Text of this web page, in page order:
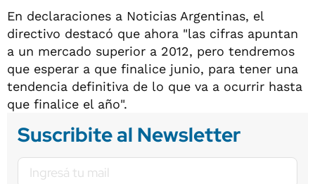
En declaraciones a Noticias Argentinas, el
directivo destacó que ahora "las cifras apuntan
a un mercado superior a 2012, pero tendremos
que esperar a que finalice junio, para tener una
tendencia definitiva de lo que va a ocurrir hasta
que finalice el año".
Suscribite al Newsletter